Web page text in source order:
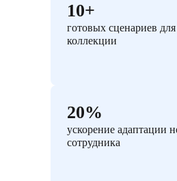
10+
готовых сценариев
коллекции
20%
ускорение адаптации
сотрудника